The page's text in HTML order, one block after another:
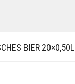
BIER 20×0,50L